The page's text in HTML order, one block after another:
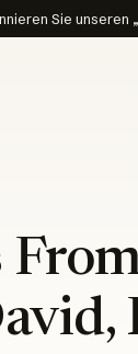
Sie unseren